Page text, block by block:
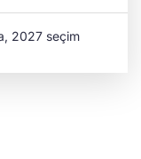
2027 seçim